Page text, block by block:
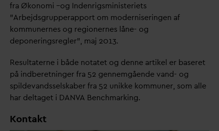
fra Økonomi –og Indenrigsministeriets
”Arbejdsgrupperapport om moderniseringen af
kommunernes og regionernes låne- og
deponeringsregler”, maj 2013.
Resultaterne i både notatet og denne artikel er baseret
på indberetninger fra 52 gennemgående vand- og
spildevandsselskaber fra 52 unikke kommuner, som alle
har deltaget i DANVA Benchmarking.
Kontakt